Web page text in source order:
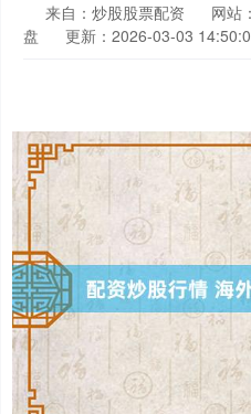
来自：炒股股票配资
网站
盘
更新：2026-03-03